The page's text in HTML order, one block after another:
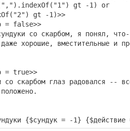
gt -1) or
gt -1)>>
= false>>
со скарбом, я понял,
хорошие, вместительные и
= true>>
скарбом глаз радовался --
{$сундук = -1}